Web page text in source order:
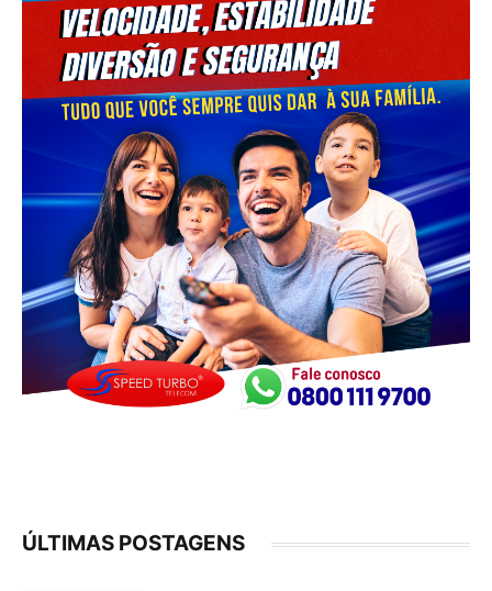
ÚLTIMAS POSTAGENS